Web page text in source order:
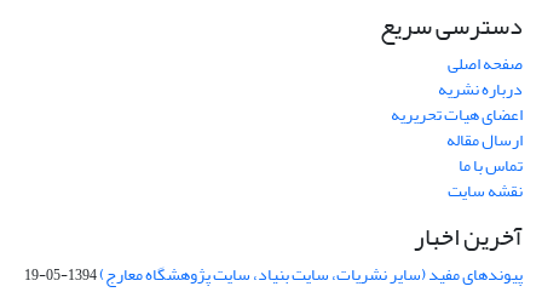
دسترسی سریع
صفحه اصلی
درباره نشریه
اعضای هیات تحریریه
ارسال مقاله
تماس با ما
نقشه سایت
آخرین اخبار
پیوندهای مفید (سایر نشریات، سایت بنیاد، سایت پژوهشگاه معارج)1394-05-19